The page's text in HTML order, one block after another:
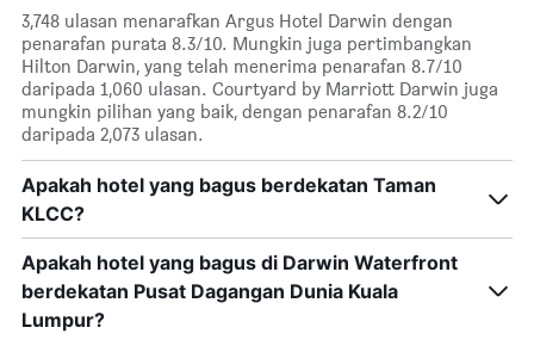
3,748 ulasan menarafkan Argus Hotel Darwin dengan
penarafan purata 8.3/10. Mungkin juga pertimbangkan
Hilton Darwin, yang telah menerima penarafan 8.7/10
daripada 1,060 ulasan. Courtyard by Marriott Darwin juga
mungkin pilihan yang baik, dengan penarafan 8.2/10
daripada 2,073 ulasan.
Apakah hotel yang bagus berdekatan Taman
KLCC?
Apakah hotel yang bagus di Darwin Waterfront
berdekatan Pusat Dagangan Dunia Kuala
Lumpur?